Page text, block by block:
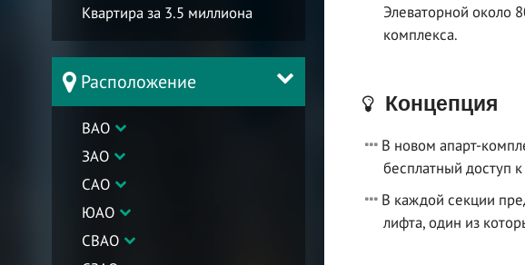
Квартира за 3.5 миллиона
Расположение
ВАО
ЗАО
САО
ЮАО
СВАО
Элеваторной около
комплекса.
Концепция
В новом апарт-
бесплатный доступ
В каждой секции
лифта, один из